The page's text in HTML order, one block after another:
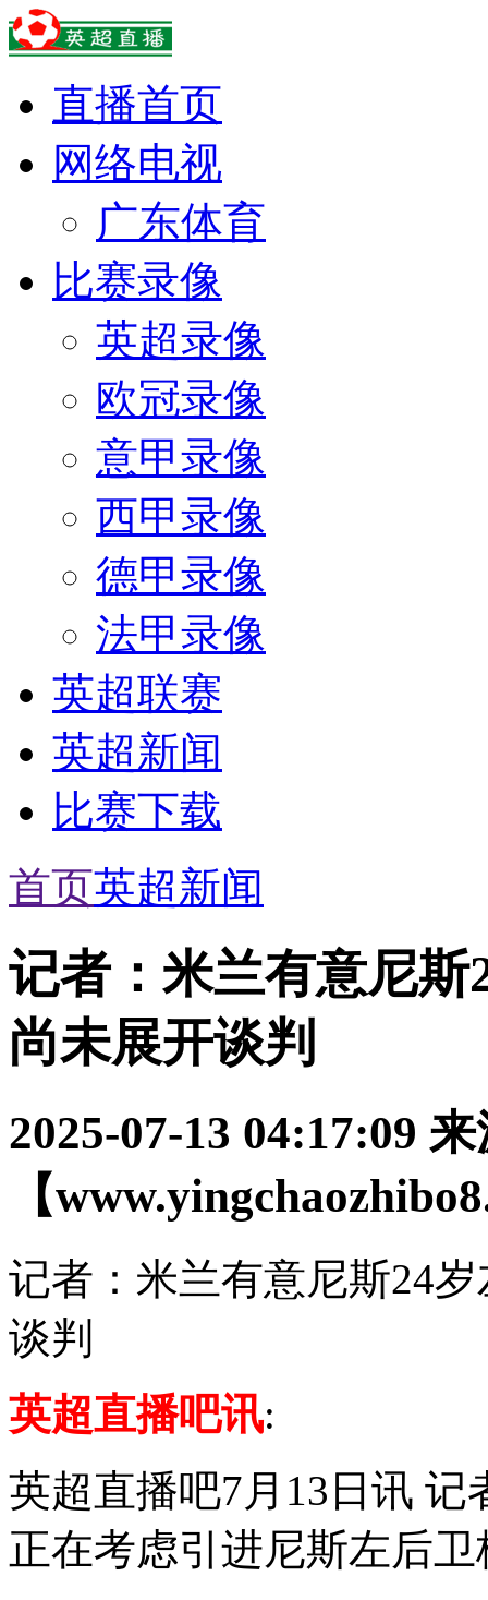
直播首页
网络电视
广东体育
比赛录像
英超录像
欧冠录像
意甲录像
西甲录像
德甲录像
法甲录像
英超联赛
英超新闻
比赛下载
首页英超新闻
记者：米兰有意尼
尚未展开谈判
2025-07-13 04:17:09 来
【
记者：米兰有意尼斯24
谈判
英超直播吧讯:
英超直播吧7月13日讯 记
正在考虑引进尼斯左后